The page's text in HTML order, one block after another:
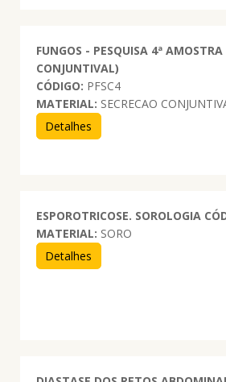
FUNGOS - PESQUISA 4ª AMOSTRA
CONJUNTIVAL)
CÓDIGO: PFSC4
MATERIAL: SECRECAO
Detalhes
ESPOROTRICOSE. SOROLOGIA
MATERIAL: SORO
Detalhes